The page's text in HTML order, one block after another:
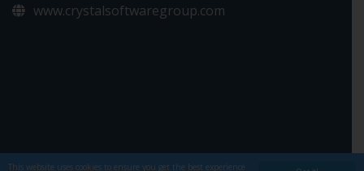
This website uses cookies to ensure you get the best experience
www.crystalsoftwaregroup.com